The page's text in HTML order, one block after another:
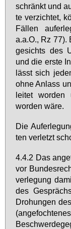
schränkt und
te ver­zich­tet,
Fäl­len
a.a.O., Rz
ge­sichts des
und die ers­te
lässt sich
oh­ne An­lass
lei­tet wor­den
wor­den wä­re.
Die
ten ver­letzt
4.4.2 Das
vor
ver­le­gung
des
Dro­hun­gen